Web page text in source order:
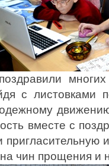
с листовками
вместе с
чин прощения и